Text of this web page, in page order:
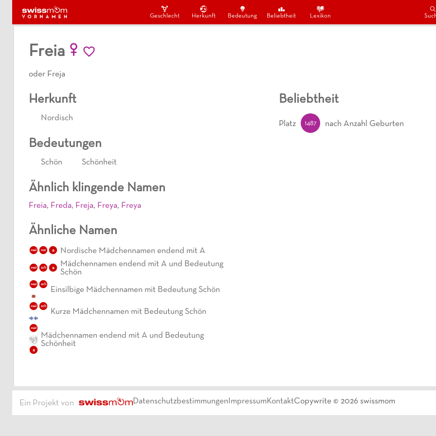
Geschlecht Herkunft Bedeutung Beliebtheit Lexikon
Freia
oder Freja
Herkunft
Nordisch
Bedeutungen
Schön Schönheit
Ähnlich klingende Namen
Freia, Freda, Freja, Freya, Freya
Ähnliche Namen
mäd nor a Nordische Mädchennamen endend mit A
mäd sch a
Mädchennamen endend mit A und Bedeutung
Schön
mäd sch
Einsilbige Mädchennamen mit Bedeutung Schön
mäd sch
Kurze Mädchennamen mit Bedeutung Schön
mäd
a
Mädchennamen endend mit A und Bedeutung
Schönheit
Beliebtheit
Platz 1487 nach Anzahl Geburten
Ein Projekt von DatenschutzbestimmungenImpressumKontaktCopywrite © 2026 swissmom